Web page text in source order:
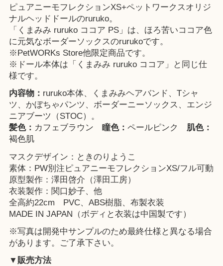
ピュアニーモフレクションXS+ペットワークスオリジ
ナルヘッドドールのruruko。
「くまみみ ruruko ココア PS」は、ほろ苦いココア色
に元気なボーダーソックスのrurukoです。
※PetWORKs Store他限定商品です。
※ドール本体は「 くまみみ ruruko ココア 」と同じ仕
様です。
内容物： ruruko本体、くまみみヘアバンド、Tシャ
ツ、かぼちゃパンツ、ボーダーニーソックス、エンジ
ニアブーツ（STOC）。
髪色： カフェブラウン 瞳色： ペールピンク 肌色：
褐色肌
マスクデザイン：ときのりようこ
素体：PW別注ピュアニーモフレクションXS/フル可動
原型製作：澤田啓介（澤田工房）
衣装製作：関口妙子、他
全高約22cm PVC、ABS樹脂、布製衣装
MADE IN JAPAN（ボディと衣装は中国製です）
※写真は開発中サンプルのため最終仕様と異なる場合
があります。ご了承下さい。
▼販売方法